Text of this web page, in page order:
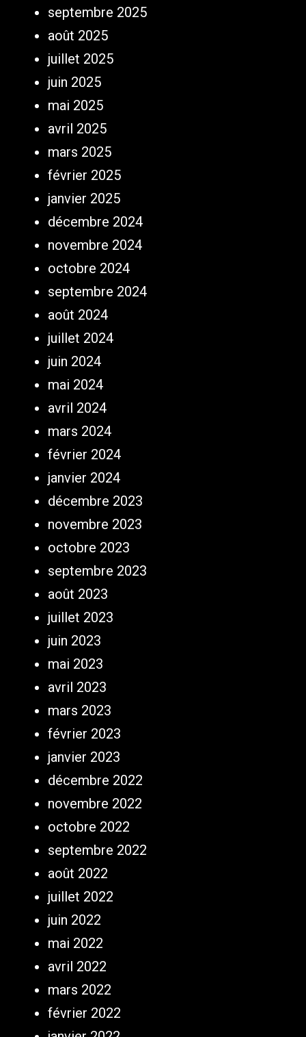
septembre 2025
août 2025
juillet 2025
juin 2025
mai 2025
avril 2025
mars 2025
février 2025
janvier 2025
décembre 2024
novembre 2024
octobre 2024
septembre 2024
août 2024
juillet 2024
juin 2024
mai 2024
avril 2024
mars 2024
février 2024
janvier 2024
décembre 2023
novembre 2023
octobre 2023
septembre 2023
août 2023
juillet 2023
juin 2023
mai 2023
avril 2023
mars 2023
février 2023
janvier 2023
décembre 2022
novembre 2022
octobre 2022
septembre 2022
août 2022
juillet 2022
juin 2022
mai 2022
avril 2022
mars 2022
février 2022